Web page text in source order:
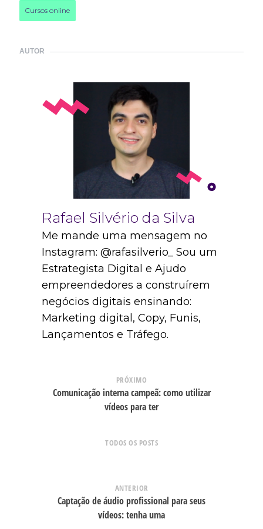
Cursos online
AUTOR
Rafael Silvério da Silva
Me mande uma mensagem no
Instagram: @rafasilverio_ Sou um
Estrategista Digital e Ajudo
empreendedores a construírem
negócios digitais ensinando:
Marketing digital, Copy, Funis,
Lançamentos e Tráfego.
PRÓXIMO
Comunicação interna campeã: como utilizar
vídeos para ter
TODOS OS POSTS
ANTERIOR
Captação de áudio profissional para seus
vídeos: tenha uma